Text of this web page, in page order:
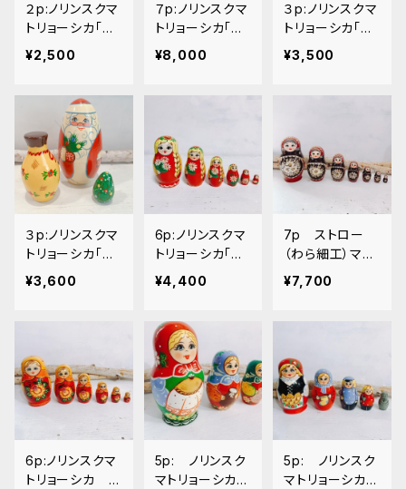
２p:ノリンスクマ
トリョーシカ「ク
リスマス ツリ
ー」１１ｃｍ
¥2,500
７p:ノリンスクマ
トリョーシカ「ク
リスマス 」１５
ｃｍ
¥8,000
３p:ノリンスクマ
トリョーシカ「ク
リスマス 筒形」
１３.５ｃｍ
¥3,500
３p:ノリンスクマ
トリョーシカ「ク
リスマス 卵形」
１２.５ｃｍ
¥3,600
6p:ノリンスクマ
トリョーシカ「ブ
ロンドちゃん」11
ｃｍ
¥4,400
7p ストロー
（わら細工）マト
リョーシカ 「チ
ョコレート」14ｃ
¥7,700
6p:ノリンスクマ
トリョーシカ
5p: ノリンスク
マトリョーシカ
5p: ノリンスク
マトリョーシカ